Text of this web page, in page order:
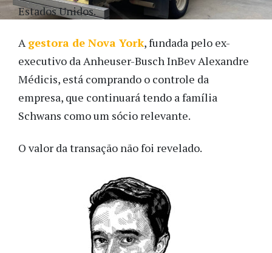
Estados Unidos.
Agestora de Nova York, fundada pelo ex-
executivo da Anheuser-Busch InBev Alexandre
Médicis, está comprando o controle da
empresa, que continuará tendo a família
Schwans como um sócio relevante.
O valor da transação não foi revelado.